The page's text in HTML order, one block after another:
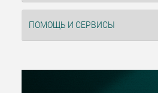
ПОМОЩЬ И СЕРВИСЫ